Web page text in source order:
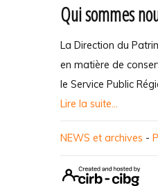
Qui sommes
La Direction du
en matière de
le Service Public
Lire la suite...
NEWS et archives -